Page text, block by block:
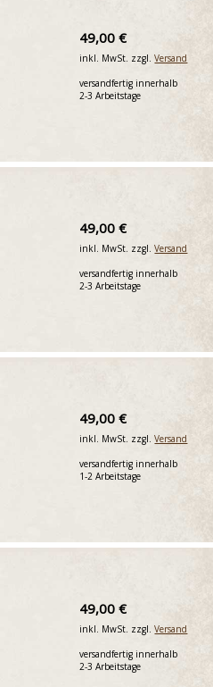
49,00 €
inkl. MwSt. zzgl.Versand
versandfertig innerhalb
2-3 Arbeitstage
49,00 €
inkl. MwSt. zzgl.Versand
versandfertig innerhalb
2-3 Arbeitstage
49,00 €
inkl. MwSt. zzgl.Versand
versandfertig innerhalb
1-2 Arbeitstage
49,00 €
inkl. MwSt. zzgl.Versand
versandfertig innerhalb
2-3 Arbeitstage